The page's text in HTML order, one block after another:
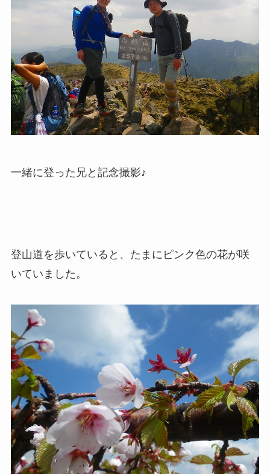
一緒に登った兄と記念撮影♪
登山道を歩いていると、たまにピンク色の花が咲
いていました。